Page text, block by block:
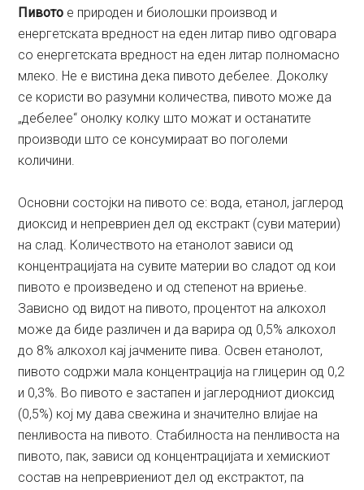
Пивото е природен и биолошки производ и
енергетската вредност на еден литар пиво одговара
со енергетската вредност на еден литар полномасно
млеко. Не е вистина дека пивото дебелее. Доколку
се користи во разумни количества, пивото може да
„дебелее“ онолку колку што можат и останатите
производи што се консумираат во поголеми
количини.
Основни состојки на пивото се: вода, етанол, јаглерод
диоксид и непревриен дел од екстракт (суви материи)
на слад. Количеството на етанолот зависи од
концентрацијата на сувите материи во сладот од кои
пивото е произведено и од степенот на вриење.
Зависно од видот на пивото, процентот на алкохол
може да биде различен и да варира од 0,5% алкохол
до 8% алкохол кај јачмените пива. Освен етанолот,
пивото содржи мала концентрација на глицерин од 0,2
и 0,3%. Во пивото е застапен и јаглеродниот диоксид
(0,5%) кој му дава свежина и значително влијае на
пенливоста на пивото. Стабилноста на пенливоста на
пивото, пак, зависи од концентрацијата и хемискиот
состав на непревриениот дел од екстрактот, па